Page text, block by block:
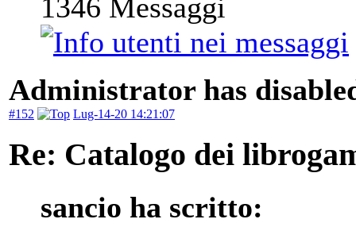
1346 Messaggi
Administrator has
#152 Lug-14-20 14:21:07
Re: Catalogo dei
sancio ha scritto: